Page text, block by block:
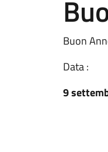
Buon
Data :
9